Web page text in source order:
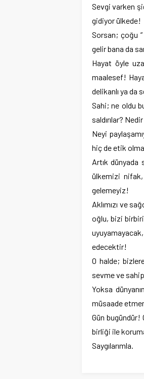
Sevgi varken
gidiyor ülkede!
Sorsan; çoğu ”
gelir bana da
Hayat öyle
maalesef!
delikanlı ya da
Sahi; ne oldu
saldırılar?
Neyi
hiç de etik
Artık dünyada
ülkemizi
gelemeyiz!
Aklımızı ve
oğlu, bizi
edecektir!
O halde;
sevme ve
Yoksa
müsaade
Gün
birliği ile
Saygılarımla.